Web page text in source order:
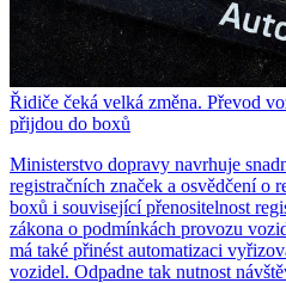
Řidiče čeká velká změna. Převod
přijdou do boxů
Ministerstvo dopravy navrhuje
registračních značek a osvědčení o
boxů i související přenositelnost
zákona o podmínkách provozu
má také přinést automatizaci
vozidel. Odpadne tak nutnost